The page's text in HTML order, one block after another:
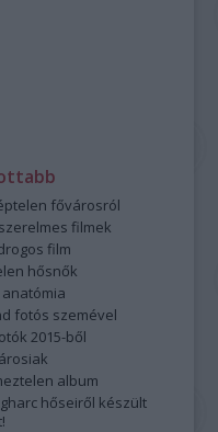
fővárosról
filmek
film
hősnők
fotós szemével
2015-ből
album
hőseiről készült